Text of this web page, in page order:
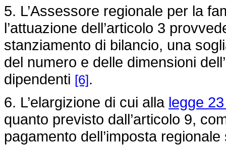
5. L’Assessore regionale per la
l’attuazione dell’articolo 3
stanziamento di bilancio, una
del numero e delle dimensioni
dipendenti [6].
6. L’elargizione di cui alla legge
quanto previsto dall’articolo 9,
pagamento dell’imposta